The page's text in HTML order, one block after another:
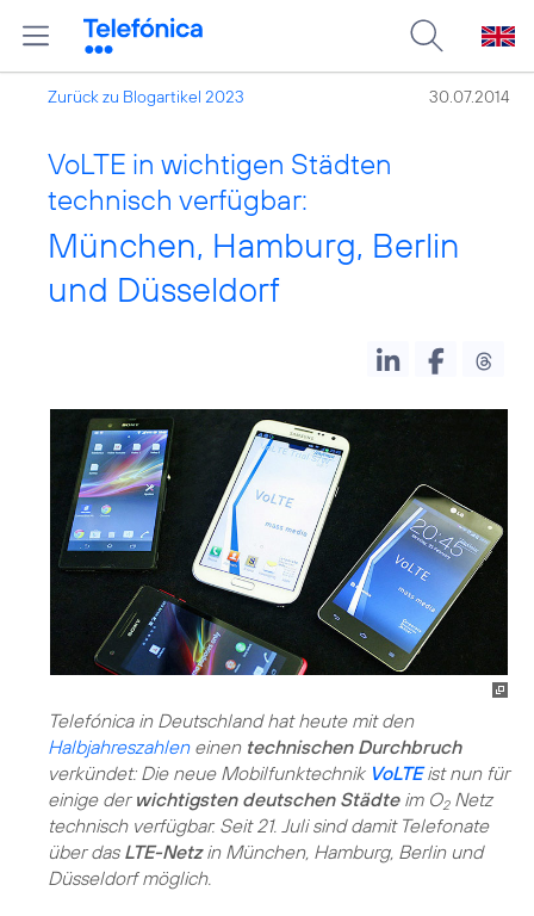
Zurück zu Blogartikel 2023 30.07.2014
VoLTE in wichtigen Städten
technisch verfügbar:
München, Hamburg, Berlin
und Düsseldorf
Telefónica in Deutschland hat heute mit den
Halbjahreszahleneinen technischen Durchbruch
verkündet: Die neue Mobilfunktechnik VoLTEist nun für
einige der wichtigsten deutschen Städteim O2Netz
technisch verfügbar. Seit 21. Juli sind damit Telefonate
über das LTE-Netzin München, Hamburg, Berlin und
Düsseldorf möglich.